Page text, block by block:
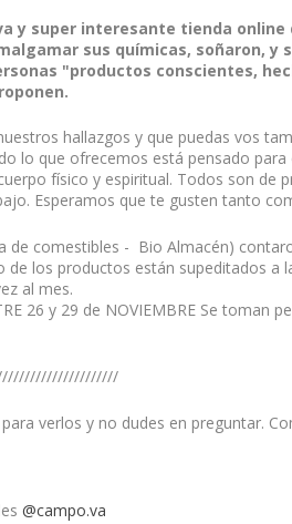
y super interesante tienda
sus químicas, soñaron, y
"productos conscientes,
hallazgos y que puedas vos
lo que ofrecemos está pensado
físico y espiritual. Todos son de
Esperamos que te gusten tanto
de comestibles - Bio Almacén)
de los productos están supeditados a
al mes.
26 y 29 de NOVIEMBRE Se toman
verlos y no dudes en preguntar.
@campo.va